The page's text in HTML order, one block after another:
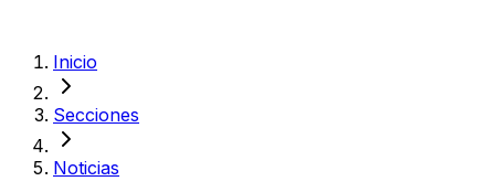
Inicio
Secciones
Noticias